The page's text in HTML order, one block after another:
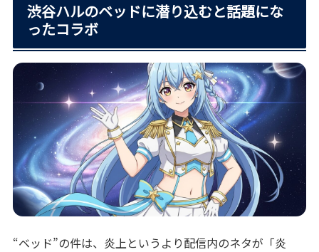
渋谷ハルのベッドに潜り込むと話題にな
ったコラボ
“ベッド”の件は、炎上というより配信内のネタが「炎